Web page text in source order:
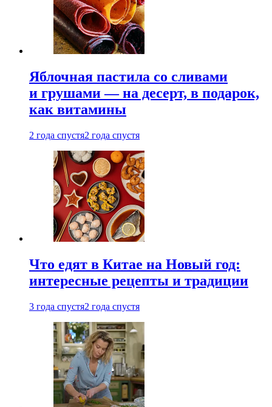
Яблочная пастила со сливами
и грушами — на десерт, в подарок,
как витамины
2 года спустя2 года спустя
Что едят в Китае на Новый год:
интересные рецепты и традиции
3 года спустя2 года спустя